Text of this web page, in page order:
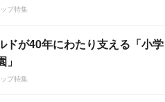
プ特集
ドが40年にわたり支える「小学
プ特集